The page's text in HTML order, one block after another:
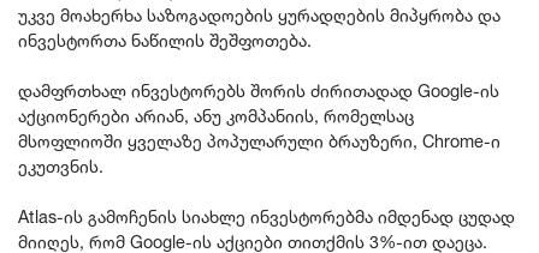
ტექნოლოგიები
სპორტი
კულტურა
სხვა
უკვე მოახერხა საზოგადოების ყურადღების მიპყრობა და
ინვესტორთა ნაწილის შეშფოთება.
დამფრთხალ ინვესტორებს შორის ძირითადად Google-ის
აქციონერები არიან, ანუ კომპანიის, რომელსაც
მსოფლიოში ყველაზე პოპულარული ბრაუზერი, Chrome-ი
ეკუთვნის.
Atlas-ის გამოჩენის სიახლე ინვესტორებმა იმდენად ცუდად
მიიღეს, რომ Google-ის აქციები თითქმის 3%-ით დაეცა.